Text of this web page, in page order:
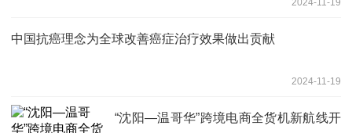
中国抗癌理念为全球改善癌症治疗效果做出贡献
2024-11-19
“沈阳—温哥华”跨境电商全货机新航线开